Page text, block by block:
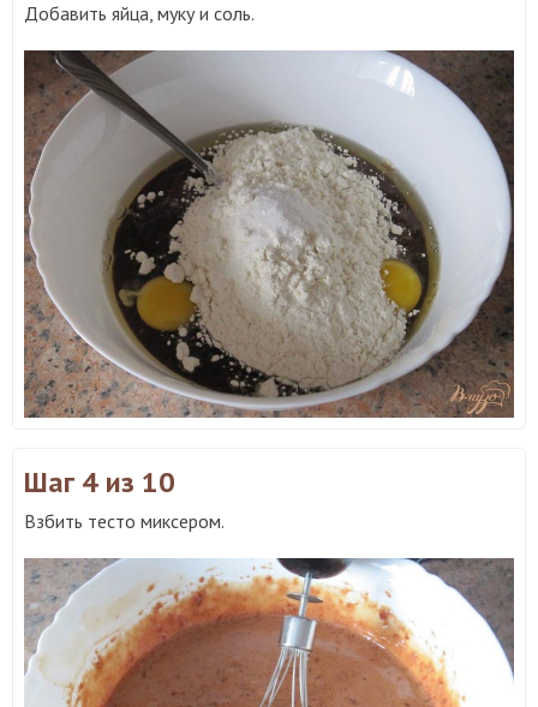
Добавить яйца, муку и соль.
Шаг 4 из 10
Взбить тесто миксером.